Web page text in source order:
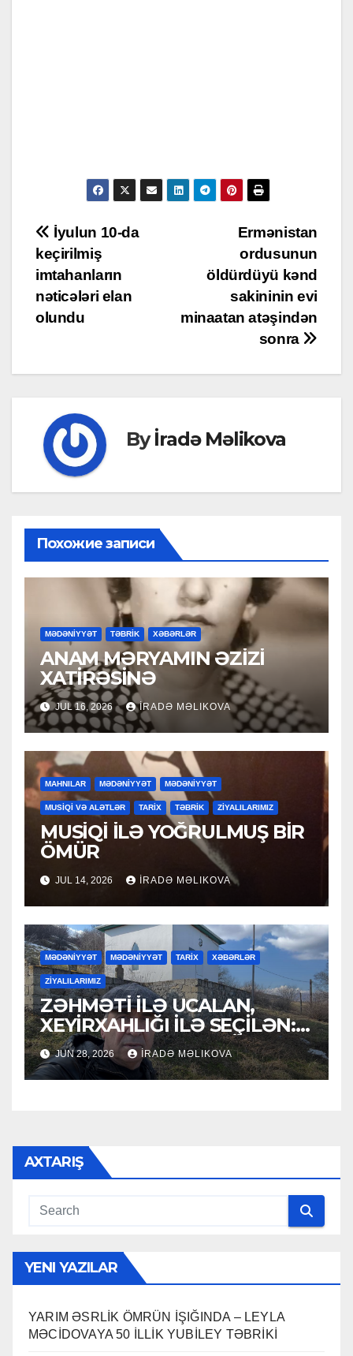
Post
navigation
Ermənistan
ordusunun
öldürdüyü kənd
sakininin evi
minaatan atəşindən
sonra
İyulun 10-da
keçirilmiş
imtahanların
nəticələri elan
olundu
Byİradə Məlikova
Похожие записи
MƏDƏNİYYƏT TƏBRİK XƏBƏRLƏR
ANAM MƏRYAMIN ƏZİZİ
XATİRƏSİNƏ
JUL 16, 2026 İRADƏ MƏLIKOVA
MAHNILAR MƏDƏNİYYƏT MƏDƏNİYYƏT
MUSİQİ VƏ ALƏTLƏR TARİX TƏBRİK ZİYALILARIMIZ
MUSİQİ İLƏ YOĞRULMUŞ BİR
ÖMÜR
JUL 14, 2026 İRADƏ MƏLIKOVA
MƏDƏNİYYƏT MƏDƏNİYYƏT TARİX XƏBƏRLƏR
ZİYALILARIMIZ
ZƏHMƏTİ İLƏ UCALAN,
XEYİRXAHLIĞI İLƏ SEÇİLƏN:
HACI RAMAZAN QULİYEV
JUN 28, 2026 İRADƏ MƏLIKOVA
AXTARIŞ
YENI YAZILAR
YARIM ƏSRLİK ÖMRÜN İŞIĞINDA – LEYLA
MƏCİDOVAYA 50 İLLİK YUBİLEY TƏBRİKİ